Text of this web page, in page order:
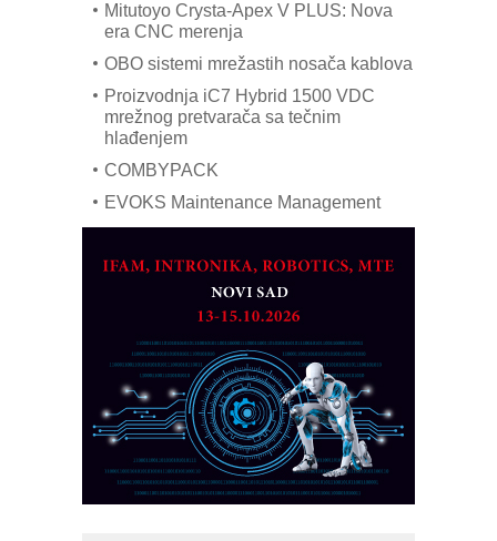
Mitutoyo Crysta-Apex V PLUS: Nova
era CNC merenja
OBO sistemi mrežastih nosača kablova
Proizvodnja iC7 Hybrid 1500 VDC
mrežnog pretvarača sa tečnim
hlađenjem
COMBYPACK
EVOKS Maintenance Management
na viši nivo
Detekcija različitih oblika
MAREX - Lim i mašine za savremena
rešenja
Marcom-plast d.o.o.- vaš pouzdan
partner
CTO - Prilagodite svoju toplinsku
obradu!
Razvoj asortimanskog pravca MINI-
PLC AKYTEC